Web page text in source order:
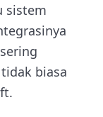
sistem
biasa